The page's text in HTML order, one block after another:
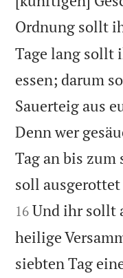
Ordnung sollt
Tage lang sollt
essen; darum
Sauerteig aus
Denn wer
Tag an bis zum
soll
16 Und ihr sollt
heilige
siebten Tag